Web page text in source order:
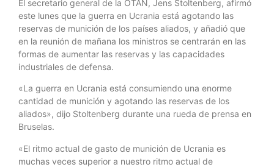
El secretario general de la OTAN, Jens Stoltenberg, afirmó
este lunes que la guerra en Ucrania está agotando las
reservas de munición de los países aliados, y añadió que
en la reunión de mañana los ministros se centrarán en las
formas de aumentar las reservas y las capacidades
industriales de defensa.
«La guerra en Ucrania está consumiendo una enorme
cantidad de munición y agotando las reservas de los
aliados», dijo Stoltenberg durante una rueda de prensa en
Bruselas.
«El ritmo actual de gasto de munición de Ucrania es
muchas veces superior a nuestro ritmo actual de